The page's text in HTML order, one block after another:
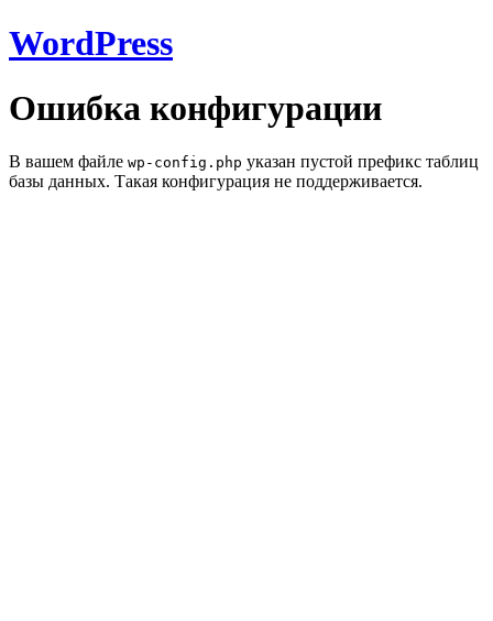
WordPress
Ошибка конфигурации
В вашем файле wp-config.php указан пустой префикс таблиц
базы данных. Такая конфигурация не поддерживается.